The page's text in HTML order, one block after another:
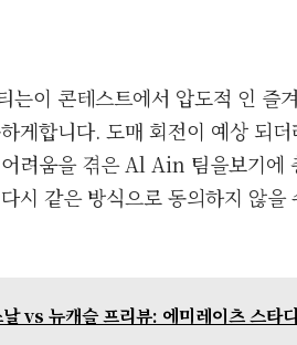
는이 콘테스트에서 압도적 인 즐
게합니다. 도매 회전이 예상 되
려움을 겪은 Al Ain 팀을보기
시 같은 방식으로 동의하지 않
vs 뉴캐슬 프리뷰: 에미레이츠 스타